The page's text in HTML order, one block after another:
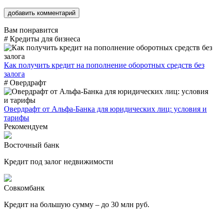
Вам понравится
# Кредиты для бизнеса
Как получить кредит на пополнение оборотных средств без
залога
# Овердрафт
Овердрафт от Альфа-Банка для юридических лиц: условия и
тарифы
Рекомендуем
Восточный банк
Кредит под залог недвижимости
Совкомбанк
Кредит на большую сумму – до 30 млн руб.